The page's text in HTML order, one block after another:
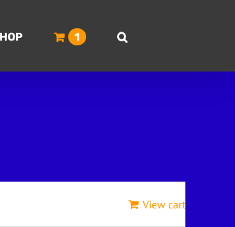
1
View cart